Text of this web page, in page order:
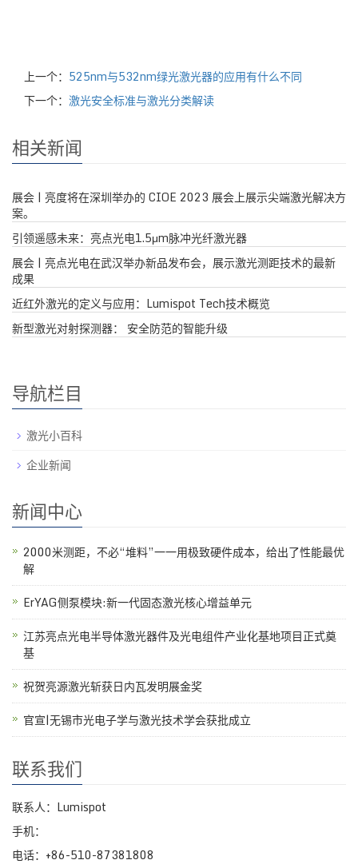
上一个： 525nm与532nm绿光激光器的应用有什么不同
下一个： 激光安全标准与激光分类解读
相关新闻
展会 | 亮度将在深圳举办的 CIOE 2023 展会上展示尖端激光解决方
案。
引领遥感未来：亮点光电1.5μm脉冲光纤激光器
展会 | 亮点光电在武汉举办新品发布会，展示激光测距技术的最新
成果
近红外激光的定义与应用：Lumispot Tech技术概览
新型激光对射探测器： 安全防范的智能升级
导航栏目
激光小百科
企业新闻
新闻中心
2000米测距，不必“堆料”一一用极致硬件成本，给出了性能最优
解
ErYAG侧泵模块:新一代固态激光核心增益单元
江苏亮点光电半导体激光器件及光电组件产业化基地项目正式奠
基
祝贺亮源激光斩获日内瓦发明展金奖
官宣|无锡市光电子学与激光技术学会获批成立
联系我们
联系人：Lumispot
手机：
电话：+86-510-87381808